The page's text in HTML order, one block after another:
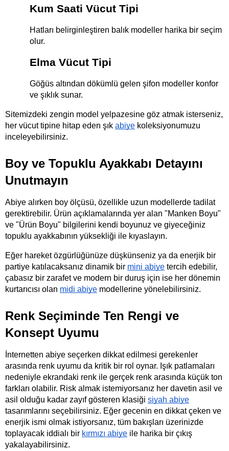
Kum Saati Vücut Tipi
Hatları belirginleştiren balık modeller harika bir seçim
olur.
Elma Vücut Tipi
Göğüs altından dökümlü gelen şifon modeller konfor
ve şıklık sunar.
Sitemizdeki zengin model yelpazesine göz atmak isterseniz,
her vücut tipine hitap eden şık abiye koleksiyonumuzu
inceleyebilirsiniz.
Boy ve Topuklu Ayakkabı Detayını
Unutmayın
Abiye alırken boy ölçüsü, özellikle uzun modellerde tadilat
gerektirebilir. Ürün açıklamalarında yer alan "Manken Boyu"
ve "Ürün Boyu" bilgilerini kendi boyunuz ve giyeceğiniz
topuklu ayakkabının yüksekliği ile kıyaslayın.
Eğer hareket özgürlüğünüze düşkünseniz ya da enerjik bir
partiye katılacaksanız dinamik bir mini abiye tercih edebilir,
çabasız bir zarafet ve modern bir duruş için ise her dönemin
kurtarıcısı olan midi abiye modellerine yönelebilirsiniz.
Renk Seçiminde Ten Rengi ve
Konsept Uyumu
İnternetten abiye seçerken dikkat edilmesi gerekenler
arasında renk uyumu da kritik bir rol oynar. Işık patlamaları
nedeniyle ekrandaki renk ile gerçek renk arasında küçük ton
farkları olabilir. Risk almak istemiyorsanız her davetin asil ve
asil olduğu kadar zayıf gösteren klasiği siyah abiye
tasarımlarını seçebilirsiniz. Eğer gecenin en dikkat çeken ve
enerjik ismi olmak istiyorsanız, tüm bakışları üzerinizde
toplayacak iddialı bir kırmızı abiye ile harika bir çıkış
yakalayabilirsiniz.